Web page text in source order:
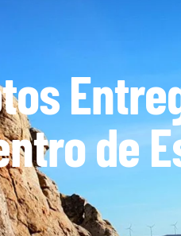
de